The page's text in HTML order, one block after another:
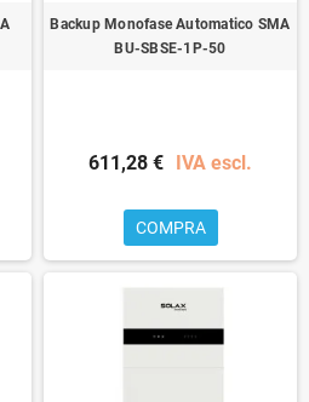
Backup Monofase Automatico SMA
BU-SBSE-1P-50
611,28 € IVA escl.
COMPRA